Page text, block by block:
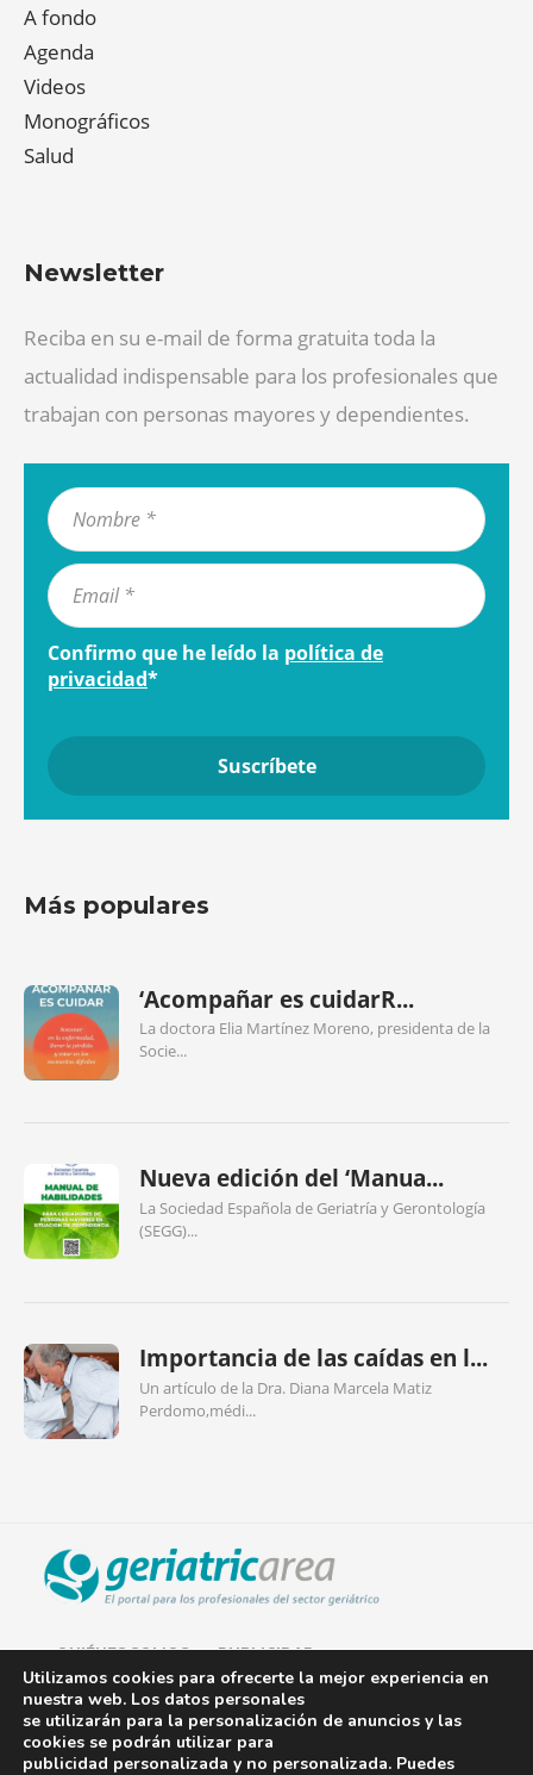
A fondo
Agenda
Videos
Monográficos
Salud
Newsletter
Reciba en su e-mail de forma gratuita toda la
actualidad indispensable para los profesionales que
trabajan con personas mayores y dependientes.
Confirmo que he leído la política de
privacidad*
Más populares
‘Acompañar es cuidarR...
La doctora Elia Martínez Moreno, presidenta de la
Socie...
Nueva edición del ‘Manua...
La Sociedad Española de Geriatría y Gerontología
(SEGG)...
Importancia de las caídas en l...
Un artículo de la Dra. Diana Marcela Matiz
Perdomo,médi...
QUIÉNES SOMOS PUBLICIDAD
AVISO LEGAL
POLÍTICA DE COOKIES
Utilizamos cookies para ofrecerte la mejor experiencia en
nuestra web. Los datos personales
se utilizarán para la personalización de anuncios y las
cookies se podrán utilizar para
publicidad personalizada y no personalizada. Puedes